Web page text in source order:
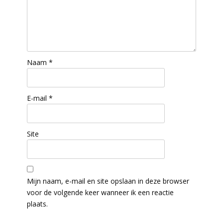
Naam *
E-mail *
Site
Mijn naam, e-mail en site opslaan in deze browser
voor de volgende keer wanneer ik een reactie
plaats.